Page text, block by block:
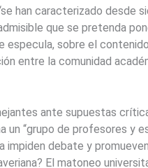
han caracterizado desde
que se pretenda
sobre el
entre la comunidad
ante supuestas
un “grupo de profesores y
impiden debate y
El matoneo